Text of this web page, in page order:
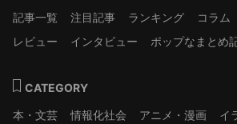
記事一覧
注目記事 ランキング コラム
レビュー
インタビュー ポップなまとめ
CATEGORY
本・文芸
情報化社会 アニメ・漫画
イ